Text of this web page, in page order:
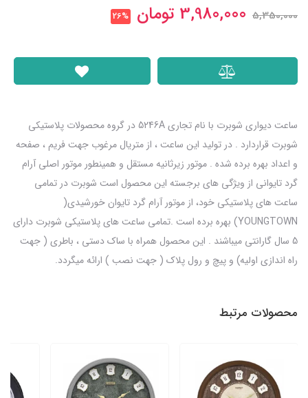
5,350,000
3,980,000 تومان 26%
ساعت دیواری شوبرت با نام تجاری 5246A در گروه محصولات پلاستیکی
شوبرت قراردارد . در تولید این ساعت ، از متریال مرغوب جهت فریم ، صفحه
و اعداد بهره برده شده . موتور زیرثانیه مستقل و همینطور موتور اصلی آرام
گرد تایوانی از ویژگی های برجسته این محصول است شوبرت در تمامی
ساعت های پلاستیکی خود، از موتور آرام گرد تایوان خورشیدی(
YOUNGTOWN) بهره برده است .تمامی ساعت های پلاستیکی شوبرت دارای
5 سال گارانتی میباشند . این محصول همراه با ساک دستی ، باطری ( جهت
راه اندازی اولیه) و پیچ و رول پلاک ( جهت نصب ) ارائه میگردد.
محصولات مرتبط